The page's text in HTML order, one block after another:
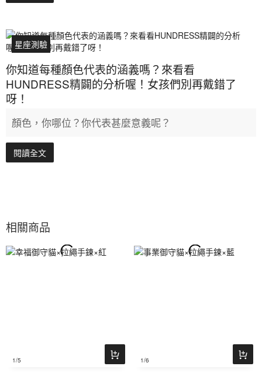
星座測驗
你知道每種顏色代表的涵義嗎？來看看
HUNDRESS精闢的分析喔！女孩們別再戴錯了
呀！
顏色，你哪位？你代表甚麼意義呢？
閱讀全文
相關商品
1/5 1/6